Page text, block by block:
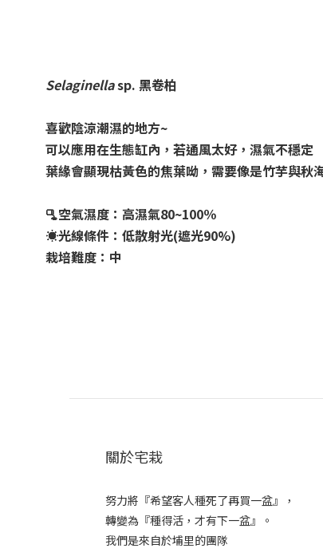
Selaginellasp. 黑卷柏
喜歡陰涼潮濕的地方~
可以應用在生態缸內，若通風太好，濕氣不穩定
葉緣會顯現枯黃色的焦葉呦，需要像是竹芋與秋
🫗空氣濕度：高濕氣80~100％
☀️光線條件：低散射光(遮光90%)
栽培難度：中
關於宅栽
努力將『希望客人種死了再買一盆』，
轉變為『種得活，才有下一盆』。
我們是來自於埔里的團隊